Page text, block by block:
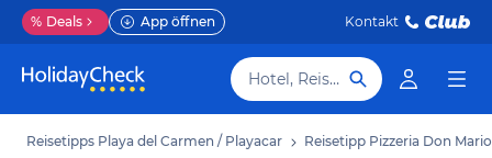
% Deals App öffnen Kontakt
Hotel, Reiseziel
Reisetipps Playa del Carmen / Playacar Reisetipp Pizzeria Don Mario